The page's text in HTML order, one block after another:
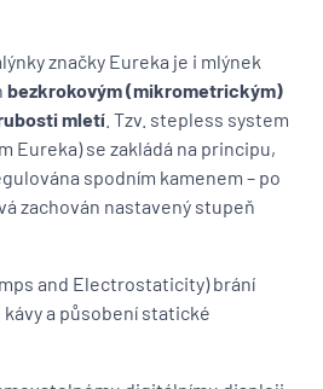
značky Eureka je i mlýnek
bezkrokovým (mikrometrickým)
mletí . Tzv. stepless system
Eureka) se zakládá na principu,
spodním kamenem – po
zachován nastavený stupeň
and Electrostaticity) brání
a působení statické